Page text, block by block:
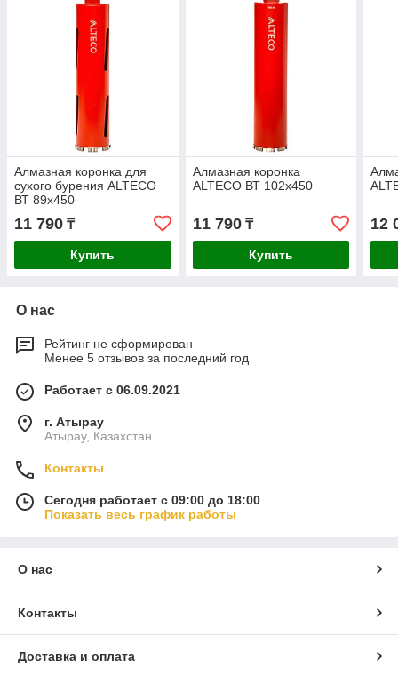
Алмазная коронка для
сухого бурения ALTECO
ВТ 89х450
11 790 ₸
Купить
Алмазная коронка
ALTECO ВТ 102х450
11 790₸
Купить
12
О нас
Рейтинг не сформирован
Менее 5 отзывов за последний год
Работает с 06.09.2021
г. Атырау
Атырау, Казахстан
Контакты
Сегодня работает с 09:00 до 18:00
Показать весь график работы
О нас
Контакты
Доставка и оплата